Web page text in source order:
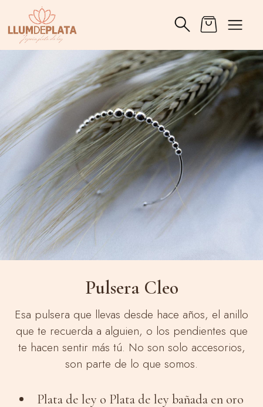
Pulsera Cleo
Esa pulsera que llevas desde hace años, el anillo
que te recuerda a alguien, o los pendientes que
te hacen sentir más tú. No son solo accesorios,
son parte de lo que somos.
Plata de ley o Plata de ley bañada en oro